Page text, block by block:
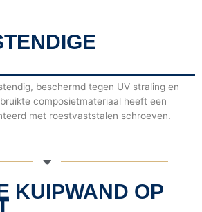
beschermd tegen UV straling en
composietmateriaal heeft een
met roestvaststalen schroeven.
KUIPWAND OP